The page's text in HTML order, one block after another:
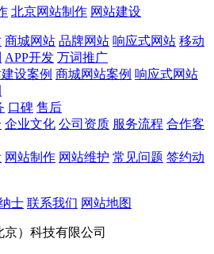
北京网站制作 网站建设
商城网站 品牌网站 响应式网站 移动
APP开发 万词推广
设案例 商城网站案例 响应式网站
口碑 售后
企业文化 公司资质 服务流程 合作客
网站制作 网站维护 常见问题 签约动
士 联系我们 网站地图
）科技有限公司